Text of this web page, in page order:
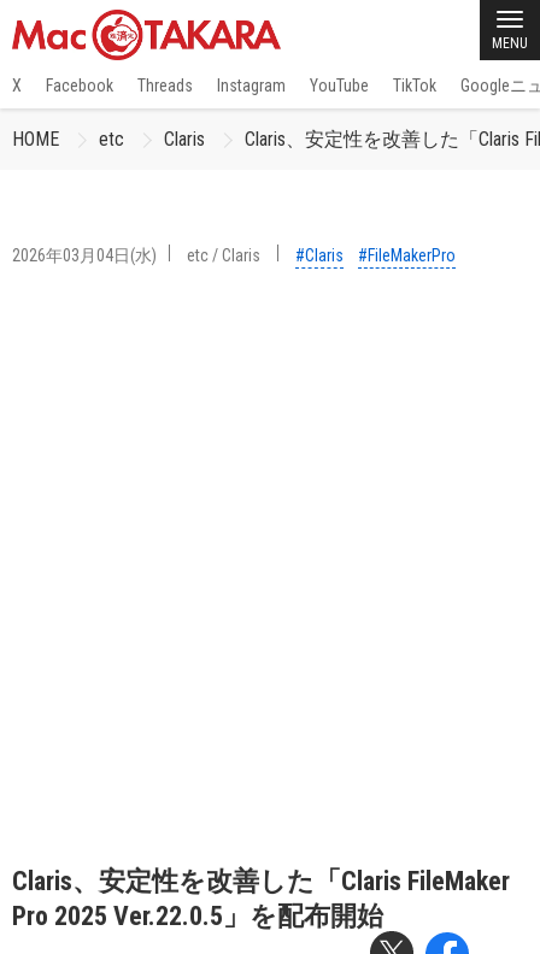
MENU
X Facebook Threads Instagram YouTube TikTok Googleニ
HOME etc Claris Claris、安定性を改善した「Claris
2026年03月04日(水) etc/Claris #Claris #FileMakerPro
Claris、安定性を改善した「Claris FileMaker
Pro 2025 Ver.22.0.5」を配布開始